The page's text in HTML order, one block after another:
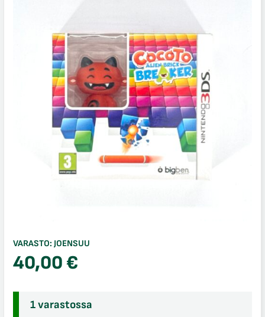
VARASTO: JOENSUU
40,00€
1 varastossa